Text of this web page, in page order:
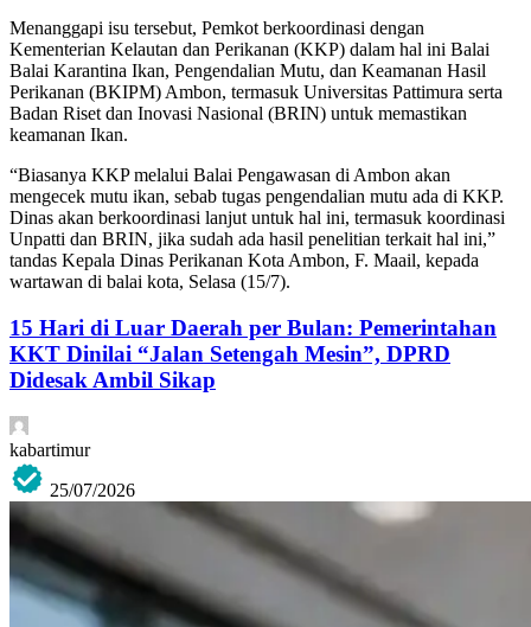
Menanggapi isu tersebut, Pemkot berkoordinasi dengan
Kementerian Kelautan dan Perikanan (KKP) dalam hal ini Balai
Balai Karantina Ikan, Pengendalian Mutu, dan Keamanan Hasil
Perikanan (BKIPM) Ambon, termasuk Universitas Pattimura serta
Badan Riset dan Inovasi Nasional (BRIN) untuk memastikan
keamanan Ikan.
“Biasanya KKP melalui Balai Pengawasan di Ambon akan
mengecek mutu ikan, sebab tugas pengendalian mutu ada di KKP.
Dinas akan berkoordinasi lanjut untuk hal ini, termasuk koordinasi
Unpatti dan BRIN, jika sudah ada hasil penelitian terkait hal ini,”
tandas Kepala Dinas Perikanan Kota Ambon, F. Maail, kepada
wartawan di balai kota, Selasa (15/7).
15 Hari di Luar Daerah per Bulan: Pemerintahan
KKT Dinilai “Jalan Setengah Mesin”, DPRD
Didesak Ambil Sikap
kabartimur
25/07/2026